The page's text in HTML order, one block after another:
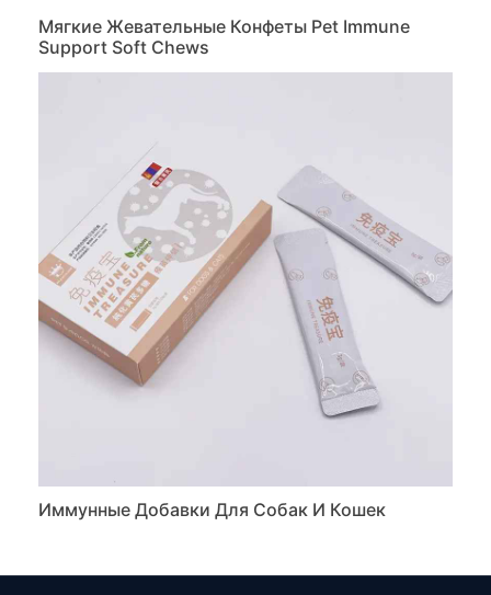
Мягкие Жевательные Конфеты Pet Immune
Support Soft Chews
Иммунные Добавки Для Собак И Кошек